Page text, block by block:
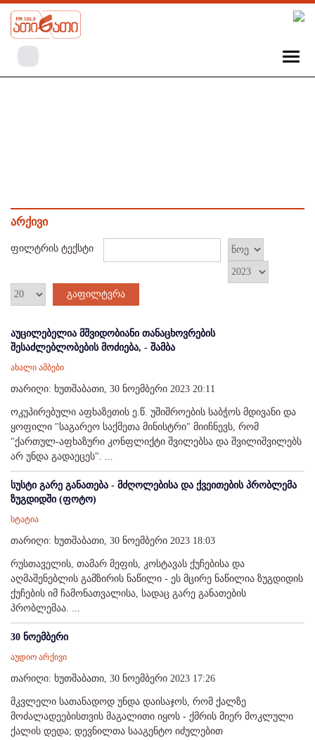
არქივი
ფილტრის ტექსტი
გაფილტვრა
აუცილებელია მშვიდობიანი თანაცხოვრების
შესაძლებლობების მოძიება, - შამბა
ახალი ამბები
თარიღი: ხუთშაბათი, 30 ნოემბერი 2023 20:11
ოკუპირებული აფხაზეთის ე.წ. უშიშროების საბჭოს მდივანი და
ყოფილი "საგარეო საქმეთა მინისტრი" მიიჩნევს, რომ
"ქართულ-აფხაზური კონფლიქტი შვილებსა და შვილიშვილებს
არ უნდა გადაეცეს". ...
სუსტი გარე განათება - მძღოლებისა და ქვეითების პრობლემა
ზუგდიდში (ფოტო)
სტატია
თარიღი: ხუთშაბათი, 30 ნოემბერი 2023 18:03
რუსთაველის, თამარ მეფის, კოსტავას ქუჩებისა და
აღმაშენებლის გამზირის ნაწილი - ეს მცირე ნაწილია ზუგდიდის
ქუჩების იმ ჩამონათვალისა, სადაც გარე განათების
პრობლემაა. ...
30 ნოემბერი
აუდიო არქივი
თარიღი: ხუთშაბათი, 30 ნოემბერი 2023 17:26
მკვლელი სათანადოდ უნდა დაისაჯოს, რომ ქალზე
მოძალადეებისთვის მაგალითი იყოს - ქმრის მიერ მოკლული
ქალის დედა; დევნილთა სააგენტო იძულებით